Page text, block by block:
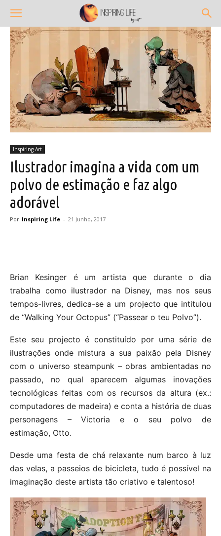
Inspiring Art
Ilustrador imagina a vida com um
polvo de estimação e faz algo
adorável
Por Inspiring Life - 21 Junho, 2017
Brian Kesinger é um artista que durante o dia
trabalha como ilustrador na Disney, mas nos seus
tempos-livres, dedica-se a um projecto que intitulou
de “Walking Your Octopus” (“Passear o teu Polvo”).
Este seu projecto é constituído por uma série de
ilustrações onde mistura a sua paixão pela Disney
com o universo steampunk – obras ambientadas no
passado, no qual aparecem algumas inovações
tecnológicas feitas com os recursos da altura (ex.:
computadores de madeira) e conta a história de duas
personagens – Victoria e o seu polvo de
estimação, Otto.
Desde uma festa de chá relaxante num barco à luz
das velas, a passeios de bicicleta, tudo é possível na
imaginação deste artista tão criativo e talentoso!